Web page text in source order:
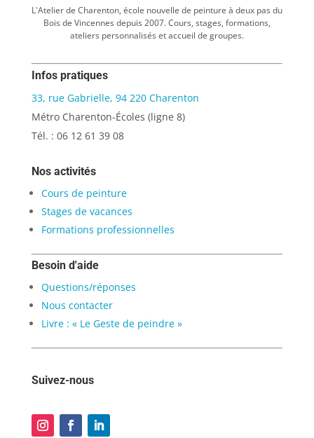
L'Atelier de Charenton, école nouvelle de peinture à deux pas du
Bois de Vincennes depuis 2007. Cours, stages, formations,
ateliers personnalisés et accueil de groupes.
Infos pratiques
33, rue Gabrielle, 94 220 Charenton
Métro Charenton-Écoles (ligne 8)
Tél. : 06 12 61 39 08
Nos activités
Cours de peinture
Stages de vacances
Formations professionnelles
Besoin d'aide
Questions/réponses
Nous contacter
Livre : « Le Geste de peindre »
Suivez-nous